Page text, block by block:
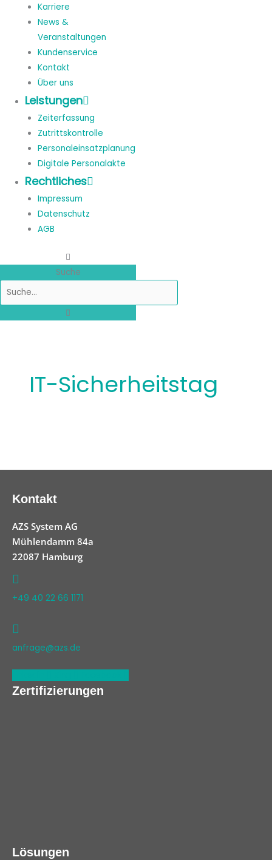
Karriere
News &
Veranstaltungen
Kundenservice
Kontakt
Über uns
Leistungen
Zeiterfassung
Zutrittskontrolle
Personaleinsatzplanung
Digitale Personalakte
Rechtliches
Impressum
Datenschutz
AGB
Suche
IT-Sicherheitstag
Kontakt
AZS System AG
Mühlendamm 84a
22087 Hamburg
+49 40 22 66 1171
anfrage@azs.de
Zertifizierungen
Lösungen